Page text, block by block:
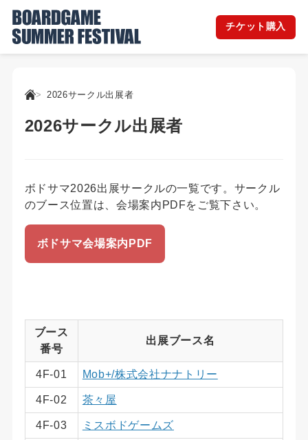
チケット購入
2026サークル出展者
2026サークル出展者
ボドサマ2026出展サークルの一覧です。サークル
のブース位置は、会場案内PDFをご覧下さい。
ボドサマ会場案内PDF
ブース
番号
出展ブース名
4F-01 Mob+/株式会社ナナトリー
4F-02 茶々屋
4F-03 ミスボドゲームズ